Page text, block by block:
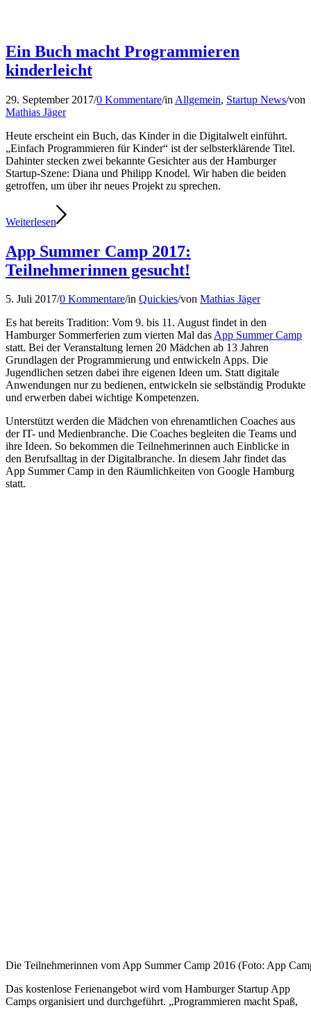
Ein Buch macht Programmieren
kinderleicht
29. September 2017/0 Kommentare/in Allgemein, Startup News/von
Mathias Jäger
Heute erscheint ein Buch, das Kinder in die Digitalwelt einführt.
„Einfach Programmieren für Kinder“ ist der selbsterklärende Titel.
Dahinter stecken zwei bekannte Gesichter aus der Hamburger
Startup-Szene: Diana und Philipp Knodel. Wir haben die beiden
getroffen, um über ihr neues Projekt zu sprechen.
Weiterlesen
App Summer Camp 2017:
Teilnehmerinnen gesucht!
5. Juli 2017/0 Kommentare/in Quickies/von Mathias Jäger
Es hat bereits Tradition: Vom 9. bis 11. August findet in den
Hamburger Sommerferien zum vierten Mal dasApp Summer Camp
statt. Bei der Veranstaltung lernen 20 Mädchen ab 13 Jahren
Grundlagen der Programmierung und entwickeln Apps. Die
Jugendlichen setzen dabei ihre eigenen Ideen um. Statt digitale
Anwendungen nur zu bedienen, entwickeln sie selbständig Produkte
und erwerben dabei wichtige Kompetenzen.
Unterstützt werden die Mädchen von ehrenamtlichen Coaches aus
der IT- und Medienbranche. Die Coaches begleiten die Teams und
ihre Ideen. So bekommen die Teilnehmerinnen auch Einblicke in
den Berufsalltag in der Digitalbranche. In diesem Jahr findet das
App Summer Camp ​in den Räumlichkeiten von Google Hamburg
statt.
Die Teilnehmerinnen vom App Summer Camp 2016 (Foto: App
Das kostenlose Ferienangebot wird vom Hamburger Startup App
Camps​ organisiert und durchgeführt. „Programmieren macht Spaß,